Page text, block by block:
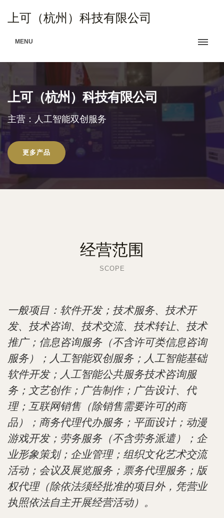
上可（杭州）科技有限公司
MENU
上可（杭州）科技有限公司
主营：人工智能双创服务
更多产品
经营范围
SCOPE
一般项目：软件开发；技术服务、技术开
发、技术咨询、技术交流、技术转让、技术
推广；信息咨询服务（不含许可类信息咨询
服务）；人工智能双创服务；人工智能基础
软件开发；人工智能公共服务技术咨询服
务；文艺创作；广告制作；广告设计、代
理；互联网销售（除销售需要许可的商
品）；商务代理代办服务；平面设计；动漫
游戏开发；劳务服务（不含劳务派遣）；企
业形象策划；企业管理；组织文化艺术交流
活动；会议及展览服务；票务代理服务；版
权代理（除依法须经批准的项目外，凭营业
执照依法自主开展经营活动）。